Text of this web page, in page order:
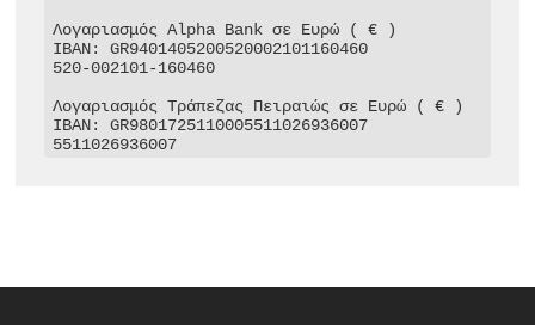
Λογαριασμός Alpha Bank σε Ευρώ ( € )
IBAN: GR9401405200520002101160460
520-002101-160460
Λογαριασμός Τράπεζας Πειραιώς σε Ευρώ ( € )
IBAN: GR9801725110005511026936007
5511026936007